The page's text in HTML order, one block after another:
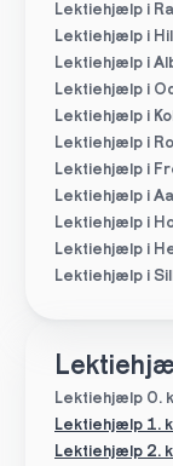
Lektiehjælp i
Lektiehjælp i
Lektiehjælp i
Lektiehjælp i
Lektiehjælp i
Lektiehjælp i
Lektiehjælp i
Lektiehjælp i
Lektiehjælp i
Lektiehjælp i
Lektiehjælp i
Lektiehjælp 0.
Lektiehjælp 1.
Lektiehjælp 2.